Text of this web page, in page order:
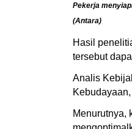
Pekerja
(Antara)
Hasil
tersebut
Analis
Menurutnya,